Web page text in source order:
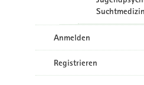
Suchtmedizin
Anmelden
Registrieren